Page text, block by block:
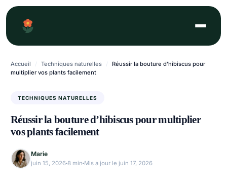
Aller
contenu
Accueil / Techniques naturelles /
Réussir la bouture d’hibiscus pour
multiplier vos plants facilement
TECHNIQUES NATURELLES
Réussir la bouture d’hibiscus pour multiplier
vos plants facilement
Marie
juin 15, 2026 8 min Mis a jour le juin 17, 2026